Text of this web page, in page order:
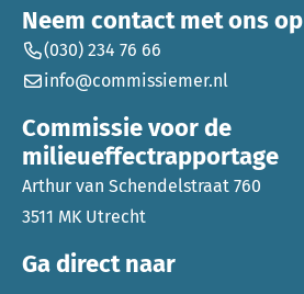
Ga direct naar
Neem contact met ons op
(030) 234 76 66
info@commissiemer.nl
Commissie voor de
milieueffectrapportage
Arthur van Schendelstraat 760
3511 MK Utrecht